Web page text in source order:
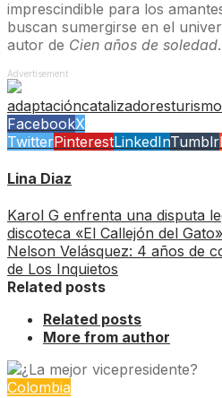
imprescindible para los
buscan sumergirse en el
autor de Cien años de soledad.
Advertisement
adaptacióncatalizadoresturismo
FacebookX
TwitterPinterestLinkedInTumblr
Lina Diaz
Karol G enfrenta una disputa
discoteca «El Callejón del Gato»
Nelson Velásquez: 4 años de
de Los Inquietos
Related posts
Related posts
More from author
Colombia